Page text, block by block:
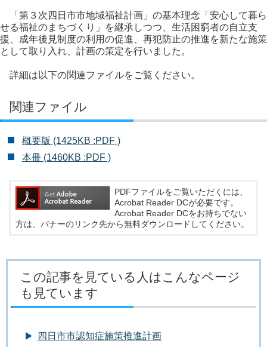
「第３次四日市市地域福祉計画」の基本理念「安心して暮ら
せる福祉のまちづくり」を継承しつつ、生活困窮者の自立支
援、成年後見制度の利用の促進、再犯防止の推進を新たな施策
として取り入れ、計画の策定を行いました。
詳細は以下の関連ファイルをご覧ください。
関連ファイル
概要版 (1425KB :PDF )
本冊 (1460KB :PDF )
PDFファイルをご覧いただくには、
Acrobat Reader DCが必要です。
Acrobat Reader DCをお持ちでない
方は、バナーのリンク先から無料ダウンロードしてください。
この記事を見ている人はこんなページ
も見ています
四日市市認知症施策推進計画